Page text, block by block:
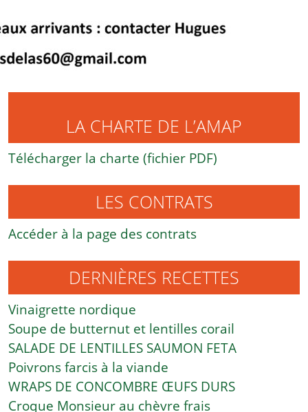
LA CHARTE DE L’AMAP
Télécharger la charte (fichier PDF)
LES CONTRATS
Accéder à la page des contrats
DERNIÈRES RECETTES
Vinaigrette nordique
Soupe de butternut et lentilles corail
SALADE DE LENTILLES SAUMON FETA
Poivrons farcis à la viande
WRAPS DE CONCOMBRE ŒUFS DURS
Croque Monsieur au chèvre frais